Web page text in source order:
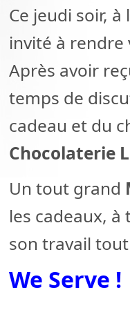
Ce jeudi soir,
invité à rendre
Après avoir
temps de
cadeau et du
Chocolaterie
Un tout grand
les cadeaux, à
son travail tout
We Serve !